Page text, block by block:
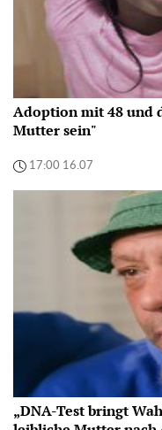
Adoption mit 48 und
Mutter sein"
17:00 16.07
„DNA-Test bringt